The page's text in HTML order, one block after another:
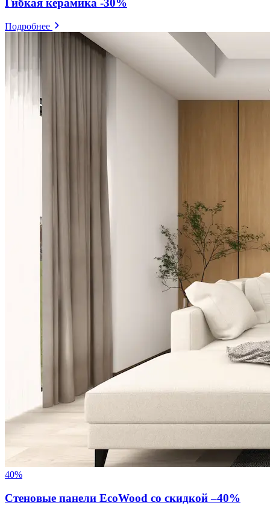
Гибкая керамика -30%
Подробнее
40%
Стеновые панели EcoWood со скидкой –40%